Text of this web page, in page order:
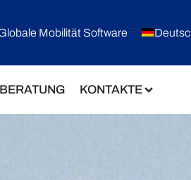
Mobilität Software
KONTAKTE